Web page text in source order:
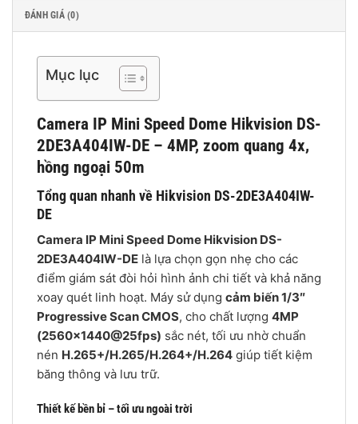
ĐÁNH GIÁ (0)
Mục lục
Camera IP Mini Speed Dome Hikvision DS-
2DE3A404IW-DE – 4MP, zoom quang 4x,
hồng ngoại 50m
Tổng quan nhanh về Hikvision DS-2DE3A404IW-
DE
Camera IP Mini Speed Dome Hikvision DS-
2DE3A404IW-DE là lựa chọn gọn nhẹ cho các
điểm giám sát đòi hỏi hình ảnh chi tiết và khả năng
xoay quét linh hoạt. Máy sử dụng cảm biến 1/3″
Progressive Scan CMOS, cho chất lượng 4MP
(2560×1440@25fps) sắc nét, tối ưu nhờ chuẩn
nén H.265+/H.265/H.264+/H.264 giúp tiết kiệm
băng thông và lưu trữ.
Thiết kế bền bỉ – tối ưu ngoài trời